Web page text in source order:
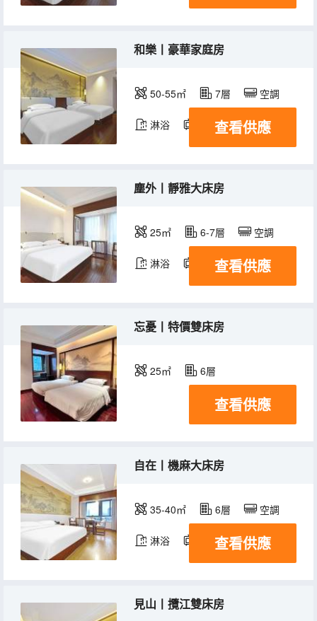
和樂丨豪華家庭房
50-55㎡ 7層 空調
淋浴 電視機
查看供應
塵外丨靜雅大床房
25㎡ 6-7層 空調
淋浴 電視機
查看供應
忘憂丨特價雙床房
25㎡ 6層
查看供應
自在丨機麻大床房
35-40㎡ 6層 空調
淋浴 電視機
查看供應
見山丨攬江雙床房